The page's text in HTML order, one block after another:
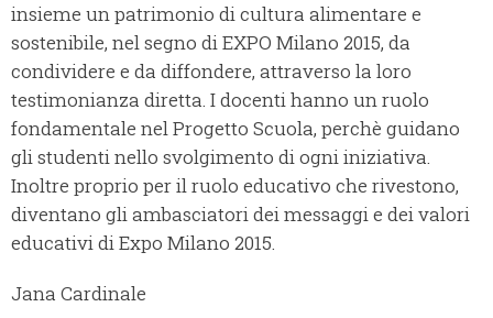
insieme un patrimonio di cultura alimentare e
sostenibile, nel segno di EXPO Milano 2015, da
condividere e da diffondere, attraverso la loro
testimonianza diretta. I docenti hanno un ruolo
fondamentale nel Progetto Scuola, perchè guidano
gli studenti nello svolgimento di ogni iniziativa.
Inoltre proprio per il ruolo educativo che rivestono,
diventano gli ambasciatori dei messaggi e dei valori
educativi di Expo Milano 2015.
Jana Cardinale